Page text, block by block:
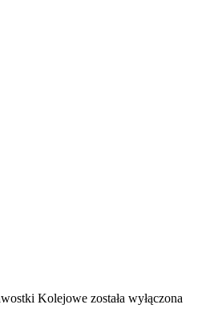
Kolejowe została wyłączona